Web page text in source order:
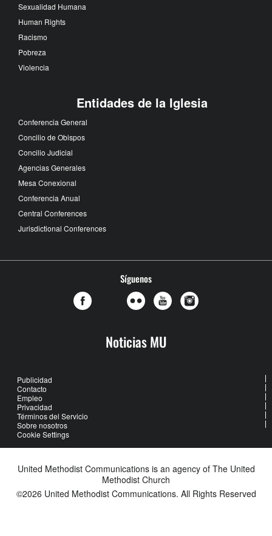
Sexualidad Humana
Human Rights
Racismo
Pobreza
Violencia
Entidades de la Iglesia
Conferencia General
Concilio de Obispos
Concilio Judicial
Agencias Generales
Mesa Conexional
Conferencia Anual
Central Conferences
Jurisdictional Conferences
Síguenos
Noticias MU
Publicidad
Contacto
Empleo
Privacidad
Términos del Servicio
Sobre nosotros
Cookie Settings
United Methodist Communications is an agency of The United
Methodist Church
©2026 United Methodist Communications. All Rights Reserved